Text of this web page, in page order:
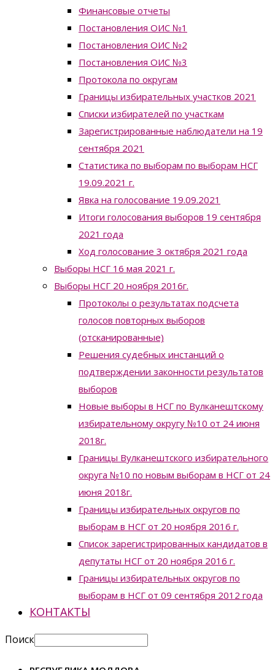
Финансовые отчеты
Постановления ОИС №1
Постановления ОИС №2
Постановления ОИС №3
Протокола по округам
Границы избирательных участков 2021
Списки избирателей по участкам
Зарегистрированные наблюдатели на 19
сентября 2021
Статистика по выборам по выборам НСГ
19.09.2021 г.
Явка на голосование 19.09.2021
Итоги голосования выборов 19 сентября
2021 года
Ход голосование 3 октября 2021 года
Выборы НСГ 16 мая 2021 г.
Выборы НСГ 20 ноября 2016г.
Протоколы о результатах подсчета
голосов повторных выборов
(отсканированные)
Решения судебных инстанций о
подтверждении законности результатов
выборов
Новые выборы в НСГ по Вулканештскому
избирательному округу №10 от 24 июня
2018г.
Границы Вулканештского избирательного
округа №10 по новым выборам в НСГ от 24
июня 2018г.
Границы избирательных округов по
выборам в НСГ от 20 ноября 2016 г.
Список зарегистрированных кандидатов в
депутаты НСГ от 20 ноября 2016 г.
Границы избирательных округов по
выборам в НСГ от 09 сентября 2012 года
КОНТАКТЫ
Поиск